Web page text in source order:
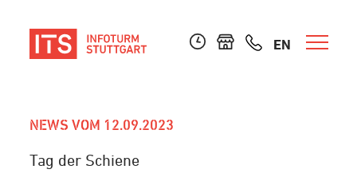
EN
NEWS VOM 12.09.2023
Tag der Schiene